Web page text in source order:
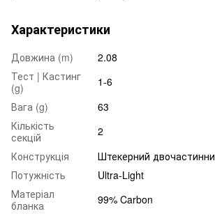
Характеристики
Довжина (m)
2.08
Тест | Кастинг
(g)
1-6
Вага (g)
63
Кількість
секцій
2
Конструкція
Штекерний
Потужність
Ultra-Light
Матеріал
бланка
99% Carbon